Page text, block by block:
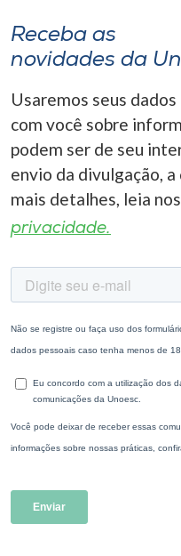
A+
A-
Receba as
novidades da
Usaremos seus
com você sobre
podem ser de seu
envio da divulgação,
mais detalhes, leia
privacidade.